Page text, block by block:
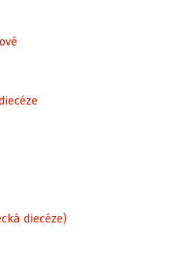
diecéze)